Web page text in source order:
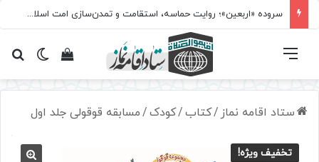
سروده‌ «اربعین»؛ روایت حماسه، استقامت و تمدن‌سازی امت اسلامی
تغییرمشاهده فهرست
ستاد اقامه نماز /کتاب/کودک/مسابقه قوقولی جلد اول
تخفیف ویژه!